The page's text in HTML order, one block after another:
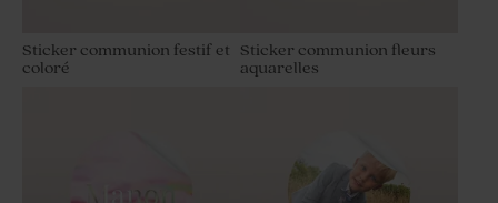
Sticker communion festif et
coloré
Sticker communion fleurs
aquarelles